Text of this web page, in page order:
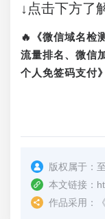
↓点击下方了
🔥《微信域名检
流量排名、微信
个人免签码支付》
版权属于：
本文链接：
作品采用：
《